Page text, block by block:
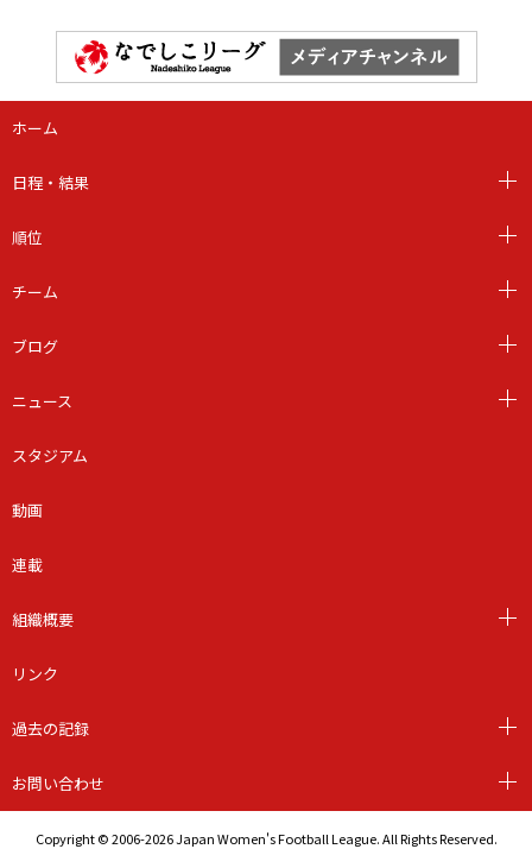
ホーム
日程・結果
順位
チーム
ブログ
ニュース
スタジアム
動画
連載
組織概要
リンク
過去の記録
お問い合わせ
Copyright © 2006-2026 Japan Women's Football League. All Rights Reserved.